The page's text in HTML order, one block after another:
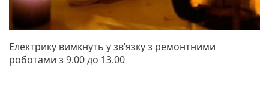
Електрику вимкнуть у зв’язку з ремонтними
роботами з 9.00 до 13.00